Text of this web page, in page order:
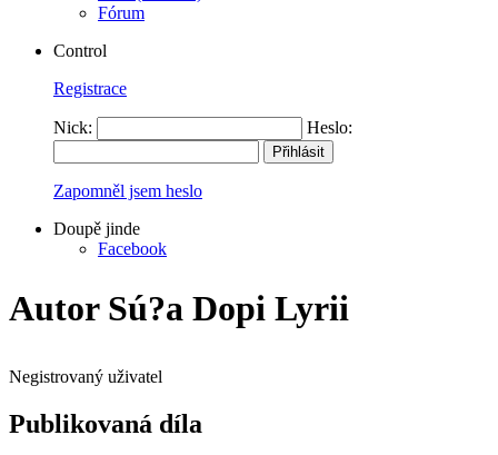
Fórum
Control
Registrace
Nick: Heslo:
Zapomněl jsem heslo
Doupě jinde
Facebook
Autor Sú?a Dopi Lyrii
Negistrovaný uživatel
Publikovaná díla